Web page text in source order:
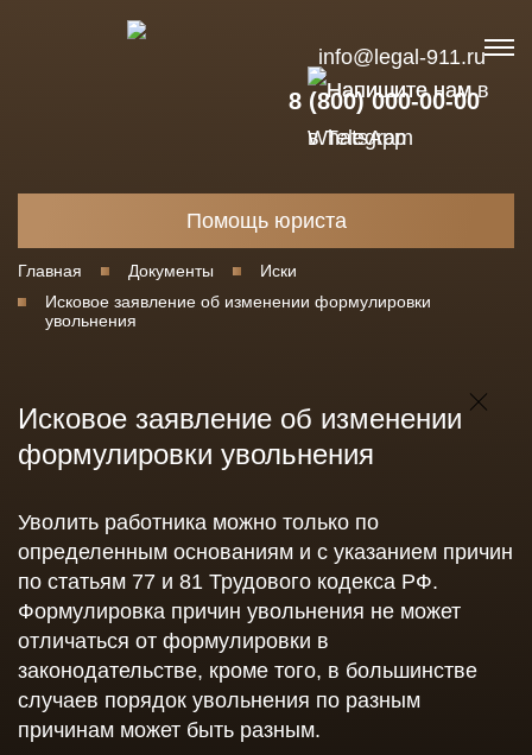
info@legal-911.ru
8 (800) 000-00-00
Помощь юриста
Главная Документы
Иски
Исковое заявление об изменении формулировки
увольнения
Исковое заявление об изменении
формулировки увольнения
Уволить работника можно только по
определенным основаниям и с указанием причин
по статьям 77 и 81 Трудового кодекса РФ.
Формулировка причин увольнения не может
отличаться от формулировки в
законодательстве, кроме того, в большинстве
случаев порядок увольнения по разным
причинам может быть разным.